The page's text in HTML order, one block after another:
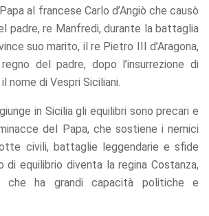
al francese Carlo d’Angiò che causò
padre, re Manfredi, durante la battaglia
suo marito, il re Pietro III d’Aragona,
del padre, dopo l’insurrezione di
nome di Vespri Siciliani.
in Sicilia gli equilibri sono precari e
del Papa, che sostiene i nemici
civili, battaglie leggendarie e sfide
di equilibrio diventa la regina Costanza,
che ha grandi capacità politiche e